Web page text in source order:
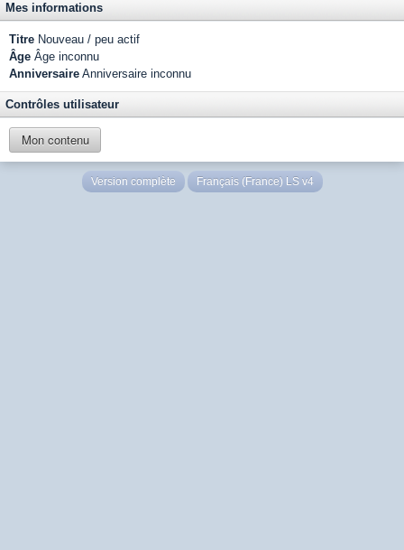
Mes informations
Titre Nouveau / peu actif
Âge Âge inconnu
Anniversaire Anniversaire inconnu
Contrôles utilisateur
Mon contenu
Version complète Français (France) LS v4